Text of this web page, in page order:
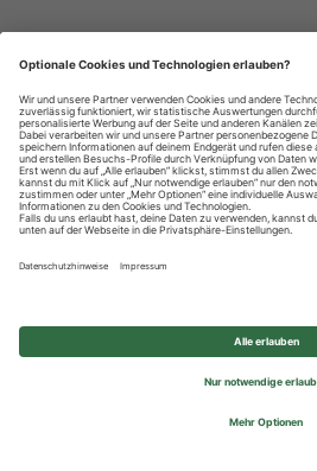
Impressum
Privatsphäre-
© 2026 REWE Group - All